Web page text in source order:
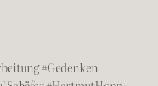
#Gedenken